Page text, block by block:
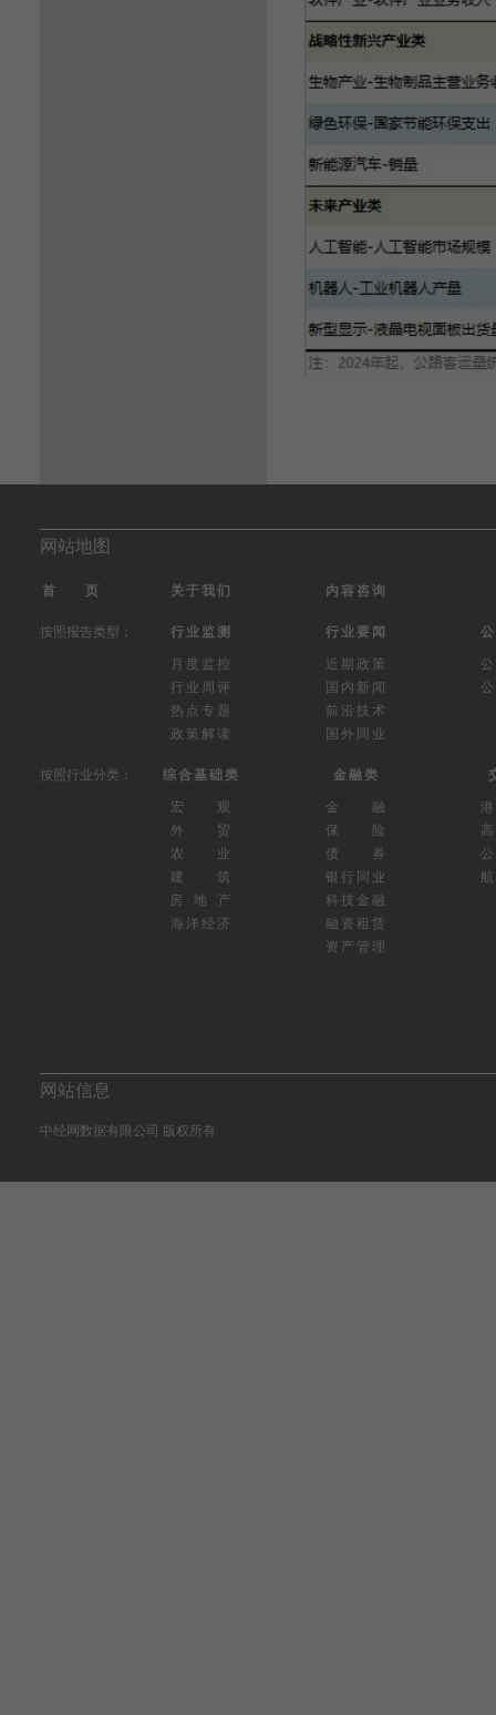
网站地图
首 页 关于我们 内容咨询
按照报告类型： 行业监测
月度监控
行业周评
热点专题
政策解读
行业要闻
近期政策
国内新闻
前沿技术
国外同业
按照行业分类： 综合基础类
宏 观
外 贸
农 业
建 筑
房 地 产
海洋经济
金融类
金 融
保 险
债 券
银行同业
科技金融
融资租赁
资产管理
网站信息
中经网数据有限公司 版权所有